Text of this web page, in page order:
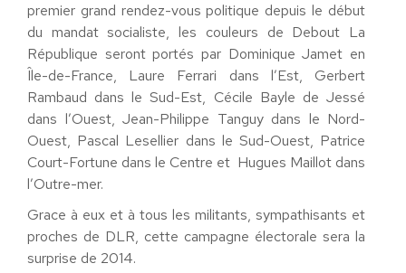
premier grand rendez-vous politique depuis le début
du mandat socialiste, les couleurs de Debout La
République seront portés par Dominique Jamet en
Île-de-France, Laure Ferrari dans l’Est, Gerbert
Rambaud dans le Sud-Est, Cécile Bayle de Jessé
dans l’Ouest, Jean-Philippe Tanguy dans le Nord-
Ouest, Pascal Lesellier dans le Sud-Ouest, Patrice
Court-Fortune dans le Centre et Hugues Maillot dans
l’Outre-mer.
Grace à eux et à tous les militants, sympathisants et
proches de DLR, cette campagne électorale sera la
surprise de 2014.